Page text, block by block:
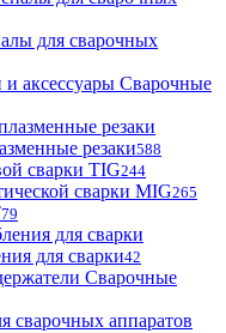
для сварочных
Сварочные
резаки588
сварки TIG244
сварки MIG265
79
для сварки42
Сварочные